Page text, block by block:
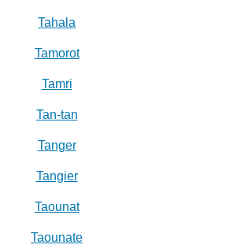
Tahala
Tamorot
Tamri
Tan-tan
Tanger
Tangier
Taounat
Taounate